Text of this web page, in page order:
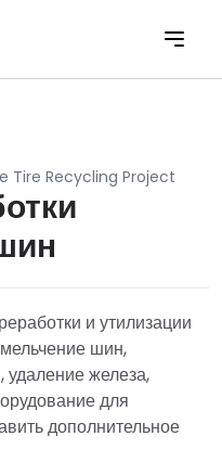
Tire Recycling Project
и утилизации
шин,
удаление железа,
для
дополнительное